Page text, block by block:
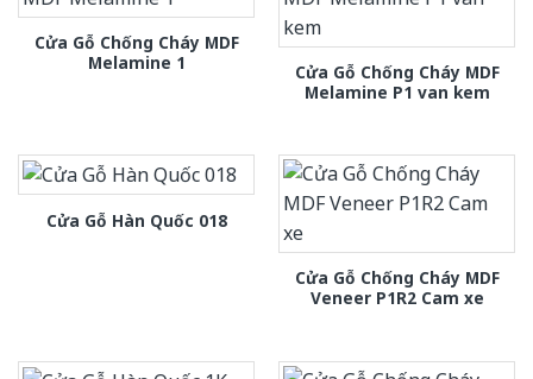
Cửa Gỗ Chống Cháy MDF
Melamine 1
Cửa Gỗ Chống Cháy MDF
Melamine P1 van kem
Cửa Gỗ Hàn Quốc 018
Cửa Gỗ Chống Cháy MDF
Veneer P1R2 Cam xe